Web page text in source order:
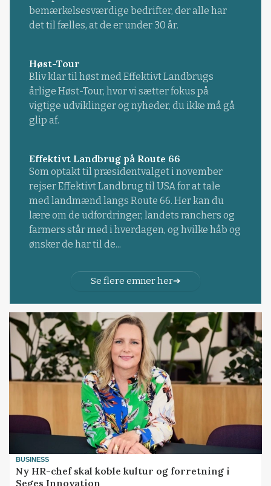
bemærkelsesværdige bedrifter, der alle har
det til fælles, at de er under 30 år.
Høst-Tour
Bliv klar til høst med Effektivt Landbrugs
årlige Høst-Tour, hvor vi sætter fokus på
vigtige udviklinger og nyheder, du ikke må gå
glip af.
Effektivt Landbrug på Route 66
Som optakt til præsidentvalget i november
rejser Effektivt Landbrug til USA for at tale
med landmænd langs Route 66. Her kan du
lære om de udfordringer, landets ranchers og
farmers står med i hverdagen, og hvilke håb og
ønsker de har til de...
Se flere emner her
BUSINESS
Ny HR-chef skal koble kultur og forretning i
Seges Innovation